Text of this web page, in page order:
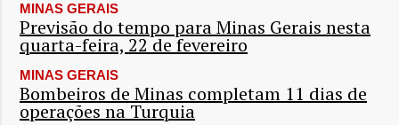
MINAS GERAIS
Previsão do tempo para Minas Gerais nesta
quarta-feira, 22 de fevereiro
MINAS GERAIS
Bombeiros de Minas completam 11 dias de
operações na Turquia